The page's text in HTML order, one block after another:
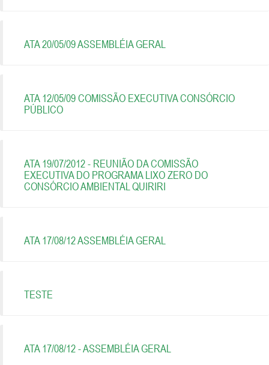
ATA 20/05/09 ASSEMBLÉIA GERAL
ATA 12/05/09 COMISSÃO EXECUTIVA CONSÓRCIO
PÚBLICO
ATA 19/07/2012 - REUNIÃO DA COMISSÃO
EXECUTIVA DO PROGRAMA LIXO ZERO DO
CONSÓRCIO AMBIENTAL QUIRIRI
ATA 17/08/12 ASSEMBLÉIA GERAL
TESTE
ATA 17/08/12 - ASSEMBLÉIA GERAL